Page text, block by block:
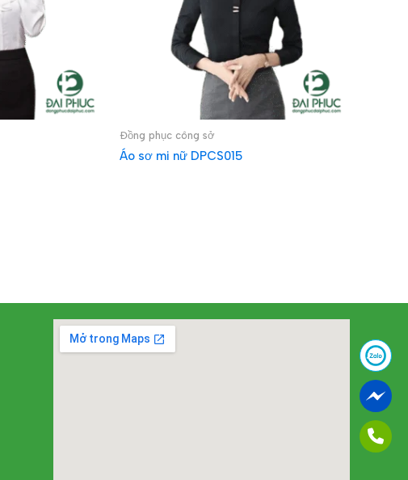
Đồng phục công sở
Áo sơ mi nữ DPCS015